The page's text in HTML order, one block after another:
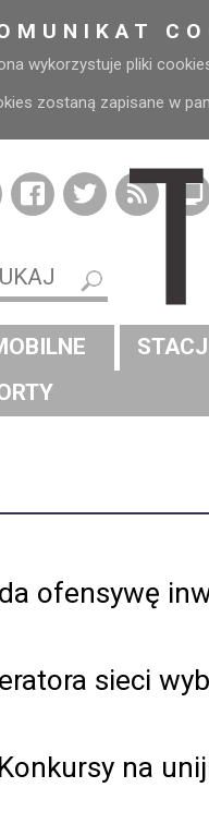
wykorzystuje pliki
zostaną zapisane w
ofensywę
sieci
na